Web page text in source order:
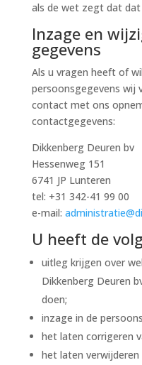
als de wet zegt dat
Inzage en
gegevens
Als u vragen heeft of
persoonsgegevens wij
contact met ons
contactgegevens:
Dikkenberg Deuren bv
Hessenweg 151
6741 JP Lunteren
tel: +31 342-41 99 00
e-mail:
U heeft de
uitleg krijgen over
Dikkenberg Deuren
doen;
inzage in de
het laten corrigeren
het laten verwijderen